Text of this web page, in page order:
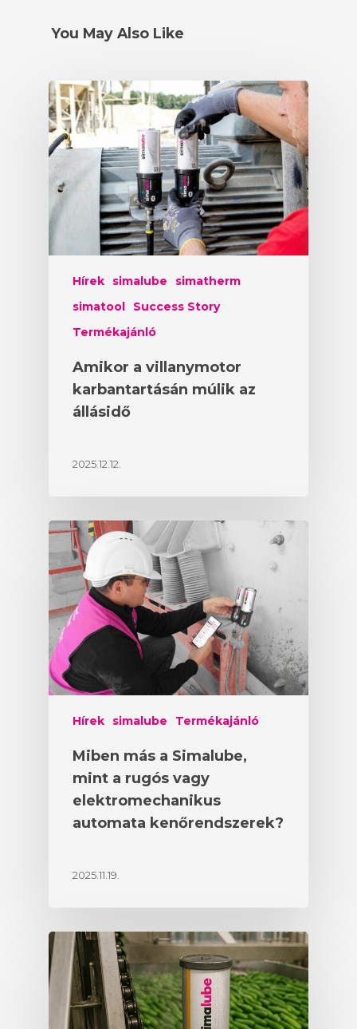
You May Also Like
Hírek simalube
simatherm
simatool
Success Story
Termékajánló
Amikor a villanymotor
karbantartásán múlik az
állásidő
2025.12.12.
Hírek simalube Termékajánló
Miben más a Simalube,
mint a rugós vagy
elektromechanikus
automata kenőrendszerek?
2025.11.19.
WEBSHOP